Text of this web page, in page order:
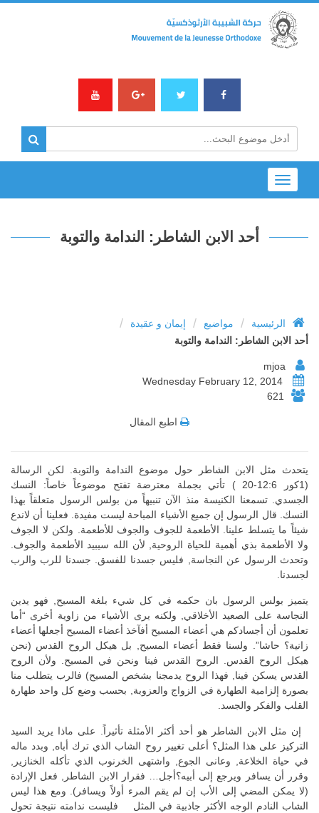
Toggle
navigation
أحد الابن الشاطر: الندامة والتوبة
الرئيسية / مواضيع / إيمان و عقيدة /
أحد الابن الشاطر: الندامة والتوبة
621
اطبع المقال
يتحدث مثل الابن الشاطر حول موضوع الندامة والتوبة. لكن الرسالة
(1كور 12:6-20 ) تأتي بجملة معترضة تفتح موضوعاً خاصاً: النسك
الجسدي. تسمعنا الكنيسة منذ الآن تنبيهاً من بولس الرسول متعلقاً بهذا
النسك. قال الرسول إن جميع الأشياء المباحة ليست مفيدة. فعلينا أن لاندع
شيئاً ما يتسلط علينا. الأطعمة للجوف والجوف للأطعمة. ولكن لا الجوف
ولا الأطعمة بذي أهمية للحياة الروحية, لأن الله سيبيد الأطعمة والجوف.
وتحدث الرسول عن النجاسة, فليس جسدنا للفسق. جسدنا للرب والرب
لجسدنا.
يتميز بولس الرسول بان حكمه في كل شيء بلغة المسيح, فهو يدين
النجاسة على الصعيد الأخلاقي, ولكنه يرى الأشياء من زاوية أخرى “أما
تعلمون أن أجسادكم هي أعضاء المسيح أفآخذ أعضاء المسيح أجعلها أعضاء
زانية؟ حاشا”. ولسنا فقط أعضاء المسيح, بل هيكل الروح القدس (نحن
هيكل الروح القدس. الروح القدس فينا ونحن في المسيح. ولأن الروح
القدس يسكن فينا, فهذا الروح يدمجنا بشخص المسيح) فالرب يتطلب منا
بصورة إلزامية الطهارة في الزواج والعزوبة, بحسب وضع كل واحد طهارة
القلب والفكر والجسد.
إن مثل الابن الشاطر هو أحد أكثر الأمثلة تأثيراً. على ماذا يريد السيد
التركيز على هذا المثل؟ أعلى تغيير روح الشاب الذي ترك أباه, وبدد ماله
في حياة الخلاعة, وعانى الجوع, واشتهى الخرنوب الذي تأكله الخنازير,
وقرر أن يسافر ويرجع إلى أبيه؟أجل… فقرار الابن الشاطر, فعل الإرادة
(لا يمكن المضي إلى الأب إن لم يقم المرء أولاً ويسافر). ومع هذا ليس
الشاب النادم الوجه الأكثر جاذبية في المثل فليست ندامته نتيجة تحول